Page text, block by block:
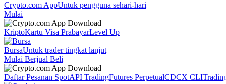
Crypto.com AppUntuk pengguna sehari-hari
Mulai
KriptoKartu Visa PrabayarLevel Up
BursaUntuk trader tingkat lanjut
Mulai Berjual Beli
Daftar Pesanan SpotAPI TradingFutures PerpetualCDCX CLI